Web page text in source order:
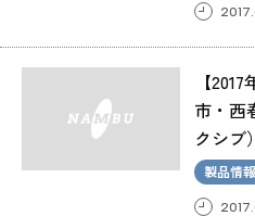
【
市・西
クシブ
知らせ
製品情報